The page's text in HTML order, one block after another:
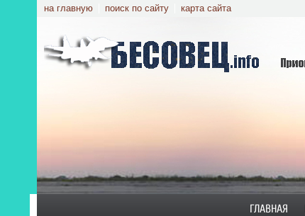
на главную поиск по сайту карта сайта
ГЛАВНАЯ